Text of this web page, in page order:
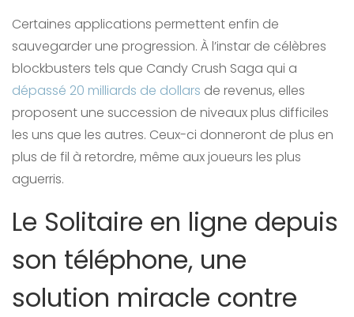
Certaines applications permettent enfin de
sauvegarder une progression. À l’instar de célèbres
blockbusters tels que Candy Crush Saga qui a
dépassé 20 milliards de dollars de revenus, elles
proposent une succession de niveaux plus difficiles
les uns que les autres. Ceux-ci donneront de plus en
plus de fil à retordre, même aux joueurs les plus
aguerris.
Le Solitaire en ligne depuis
son téléphone, une
solution miracle contre